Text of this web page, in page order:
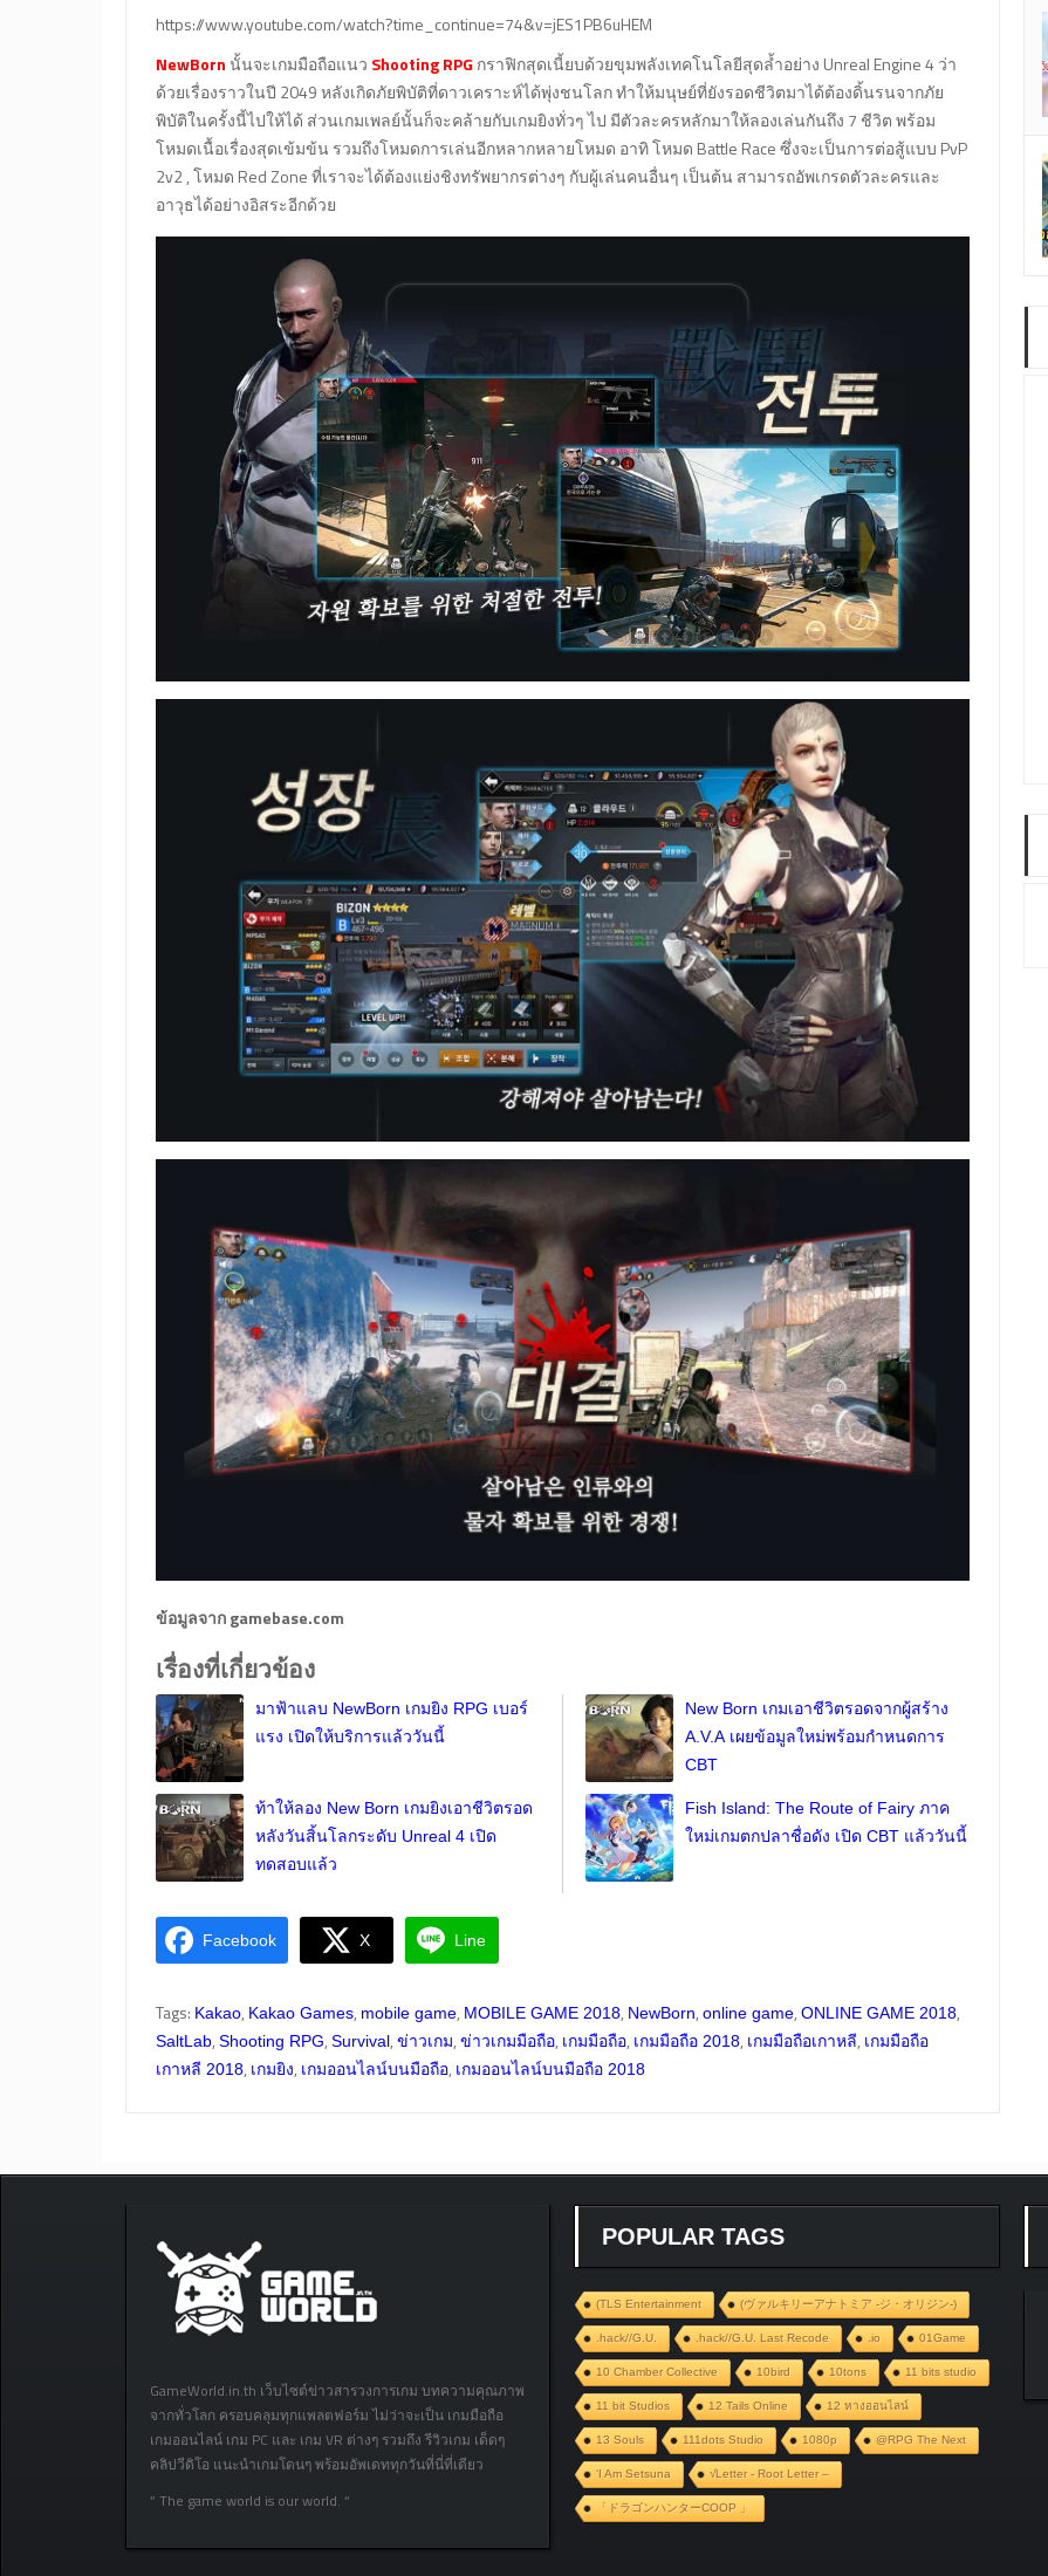
https://www.youtube.com/watch?time_continue=74&v=jES1PB6uHEM
NewBornนั้นจะเกมมือถือแนว Shooting RPG กราฟิกสุดเนี้ยบด้วยขุมพลังเทคโนโลยีสุดล้ำอย่าง Unreal Engine 4 ว่า
ด้วยเรื่องราวในปี 2049 หลังเกิดภัยพิบัติที่ดาวเคราะห์ได้พุ่งชนโลก ทำให้มนุษย์ที่ยังรอดชีวิตมาได้ต้องดิ้นรนจากภัย
พิบัติในครั้งนี้ไปให้ได้ ส่วนเกมเพลย์นั้นก็จะคล้ายกับเกมยิงทั่วๆ ไป มีตัวละครหลักมาให้ลองเล่นกันถึง 7 ชีวิต พร้อม
โหมดเนื้อเรื่องสุดเข้มข้น รวมถึงโหมดการเล่นอีกหลากหลายโหมด อาทิ โหมด Battle Race ซึ่งจะเป็นการต่อสู้แบบ PvP
2v2 , โหมด Red Zone ที่เราจะได้ต้องแย่งชิงทรัพยากรต่างๆ กับผู้เล่นคนอื่นๆ เป็นต้น สามารถอัพเกรดตัวละครและ
อาวุธได้อย่างอิสระอีกด้วย
ข้อมูลจาก gamebase.com
เรื่องที่เกี่ยวข้อง
มาฟ้าแลบ NewBorn เกมยิง RPG เบอร์
แรง เปิดให้บริการแล้ววันนี้
ท้าให้ลอง New Born เกมยิงเอาชีวิตรอด
หลังวันสิ้นโลกระดับ Unreal 4 เปิด
ทดสอบแล้ว
New Born เกมเอาชีวิตรอดจากผู้สร้าง
A.V.A เผยข้อมูลใหม่พร้อมกำหนดการ
CBT
Fish Island: The Route of Fairy ภาค
ใหม่เกมตกปลาชื่อดัง เปิด CBT แล้ววันนี้
Facebook X Line
Tags: Kakao, Kakao Games, mobile game, MOBILE GAME 2018, NewBorn, online game, ONLINE GAME 2018,
SaltLab, Shooting RPG, Survival, ข่าวเกม, ข่าวเกมมือถือ, เกมมือถือ, เกมมือถือ 2018, เกมมือถือเกาหลี, เกมมือถือ
เกาหลี 2018, เกมยิง, เกมออนไลน์บนมือถือ, เกมออนไลน์บนมือถือ 2018
GameWorld.in.th เว็บไซต์ข่าวสารวงการเกม บทความคุณภาพ
จากทั่วโลก ครอบคลุมทุกแพลตฟอร์ม ไม่ว่าจะเป็น เกมมือถือ
เกมออนไลน์ เกม PC และ เกม VR ต่างๆ รวมถึง รีวิวเกม เด็ดๆ
คลิปวีดิโอ แนะนำเกมโดนๆ พร้อมอัพเดททุกวันที่นี่ที่เดียว
” The game world is our world. “
POPULAR TAGS
(TLS Entertainment (ヴァルキリーアナトミア ‐ジ・オリジン‐)
.hack//G.U. .hack//G.U. Last Recode .io 01Game
10 Chamber Collective 10bird 10tons 11 bits studio
11 bit Studios 12 Tails Online 12 หางออนไลน์
13 Souls 111dots Studio 1080p @RPG The Next
‘I Am Setsuna √Letter - Root Letter –
「ドラゴンハンターCOOP 」